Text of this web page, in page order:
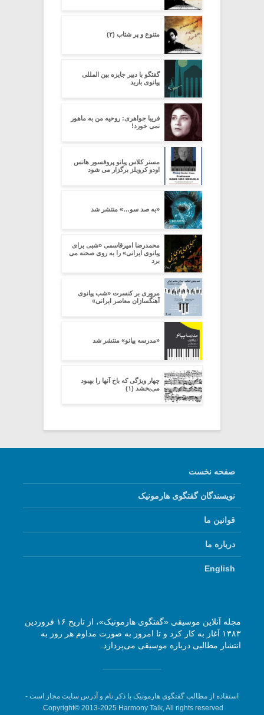
متنوع و پر شتاب (۲)
گفتگو با دبیر جایزه بین المللی
پیانوی باربد
فریبا جواهری: روحیه من به ماهور
نمی خورد!
مستر کلاس پیانو پروفسور هانس
اودو کرویلز برگزار می شود
«به صد سو…» منتشر شد
محمدرضا امیرقاسمی «شبی برای
پیانوی ایرانی» را به روی صحنه می
برد
مروری بر کنسرت «شب پیانوی
آهنگسازان معاصر ایرانی»
«مدرسه پیانو» منتشر شد
چهار ویژگی که باخ آنها را بهبود
می‌بخشد (۱)
صفحه نخست
نویسندگان گفتگوی هارمونیک
قوانین ما
درباره ما
English
مجله آنلاین موسیقی «گفتگوی هارمونیک»، از تاریخ ۱۶ فروردین
۱۳۸۳ آغاز به کار کرد و تا امروز به صورت مداوم هر روز به
انتشار مطالبی درباره موسیقی می‌پردازد.
استفاده از مطالب گفتگوی هارمونیک با ذکر نام و آدرس سایت مجاز است -
Copyright© 2013-2025 Harmony Talk, All rights reserved.